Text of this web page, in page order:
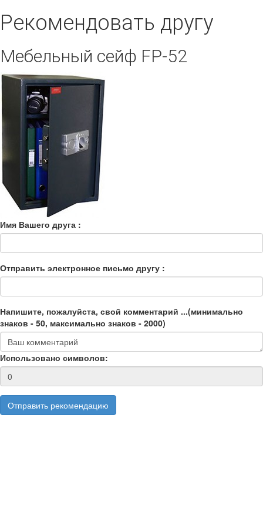
Рекомендовать другу
Мебельный сейф FP-52
Имя Вашего друга :
Отправить электронное письмо другу :
Напишите, пожалуйста, свой комментарий ...(минимально
знаков - 50, максимально знаков - 2000)
Использовано символов: